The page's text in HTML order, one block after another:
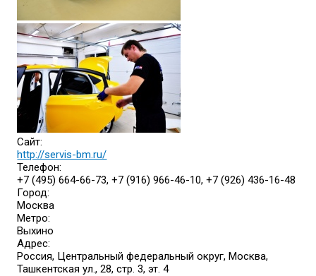
Сайт:
http://servis-bm.ru/
Телефон:
+7 (495) 664-66-73, +7 (916) 966-46-10, +7 (926) 436-16-48
Город:
Москва
Метро:
Выхино
Адрес:
Россия, Центральный федеральный округ, Москва,
Ташкентская ул., 28, стр. 3, эт. 4